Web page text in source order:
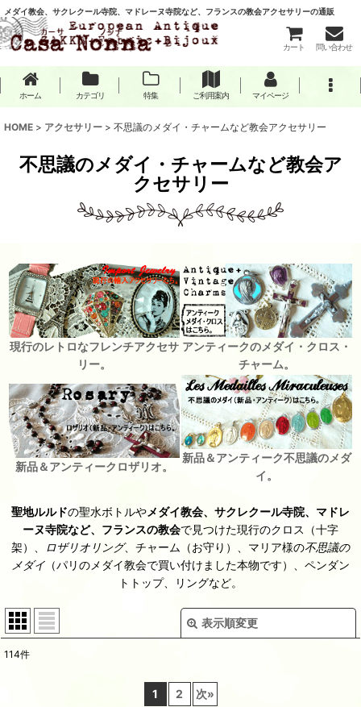
メダイ教会、サクレクール寺院、マドレーヌ寺院など、フランスの教会アクセサリーの通販
カート 問い合わせ
ホーム カテゴリ 特集 ご利用案内 マイページ
HOME > アクセサリー > 不思議のメダイ・チャームなど教会アクセサリー
不思議のメダイ・チャームなど教会ア
クセサリー
現行のレトロなフレンチアクセサ
リー。
アンティークのメダイ・クロス・
チャーム。
新品＆アンティークロザリオ。
新品＆アンティーク不思議のメダ
イ。
聖地ルルドの聖水ボトルやメダイ教会、サクレクール寺院、マドレ
ーヌ寺院など、フランスの教会で見つけた現行のクロス（十字
架）、
ロザリオリング、チャーム（お守り）、マリア様の不思議の
メダイ （パリのメダイ教会で買い付けました本物です）、ペンダン
トトップ、リングなど。
表示順変更
114件
1 2 次»